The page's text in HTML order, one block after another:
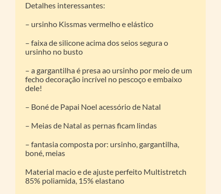
Detalhes interessantes:
– ursinho Kissmas vermelho e elástico
– faixa de silicone acima dos seios segura o
ursinho no busto
– a gargantilha é presa ao ursinho por meio de um
fecho decoração incrível no pescoço e embaixo
dele!
– Boné de Papai Noel acessório de Natal
– Meias de Natal as pernas ficam lindas
– fantasia composta por: ursinho, gargantilha,
boné, meias
Material macio e de ajuste perfeito Multistretch
85% poliamida, 15% elastano